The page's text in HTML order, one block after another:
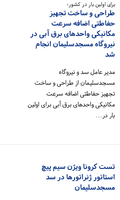
برای اولین بار در کشور؛
طراحی و ساخت تجهیز
حفاطتی اضافه سرعت
مکانیکی واحدهای برق آبی در
نیروگاه مسجدسلیمان انجام
شد
مدیر عامل سد و نیروگاه
مسجدسلیمان از طراحی و ساخت
تجهیز حفاطتی اضافه سرعت
مکانیکی واحدهای برق آبی برای اولین
بار در…
تست کرونا ویژن سیم پیچ
استاتور ژنراتورها در سد
مسجدسلیمان